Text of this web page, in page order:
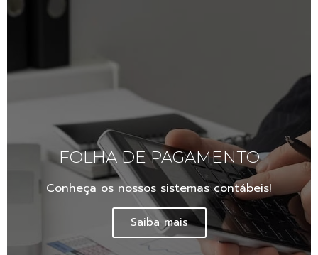
FOLHA DE PAGAMENTO
Conheça os nossos sistemas contábeis!
Saiba mais